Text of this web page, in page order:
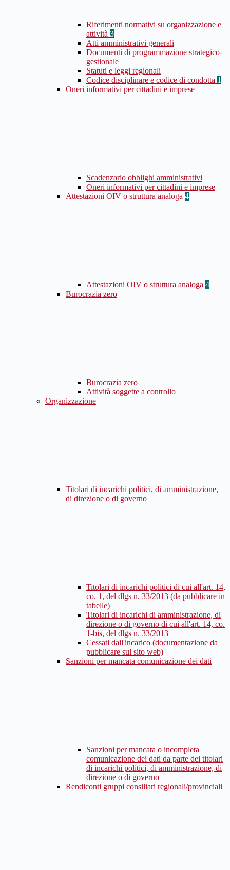
Riferimenti normativi su organizzazione e
attività 3
Atti amministrativi generali
Documenti di programmazione strategico-
gestionale
Statuti e leggi regionali
Codice disciplinare e codice di condotta 1
Oneri informativi per cittadini e imprese
Scadenzario obblighi amministrativi
Oneri informativi per cittadini e imprese
Attestazioni OIV o struttura analoga 4
Attestazioni OIV o struttura analoga 4
Burocrazia zero
Burocrazia zero
Attività soggette a controllo
Organizzazione
Titolari di incarichi politici, di amministrazione,
di direzione o di governo
Titolari di incarichi politici di cui all'art. 14,
co. 1, del dlgs n. 33/2013 (da pubblicare in
tabelle)
Titolari di incarichi di amministrazione, di
direzione o di governo di cui all'art. 14, co.
1-bis, del dlgs n. 33/2013
Cessati dall'incarico (documentazione da
pubblicare sul sito web)
Sanzioni per mancata comunicazione dei dati
Sanzioni per mancata o incompleta
comunicazione dei dati da parte dei titolari
di incarichi politici, di amministrazione, di
direzione o di governo
Rendiconti gruppi consiliari regionali/provinciali